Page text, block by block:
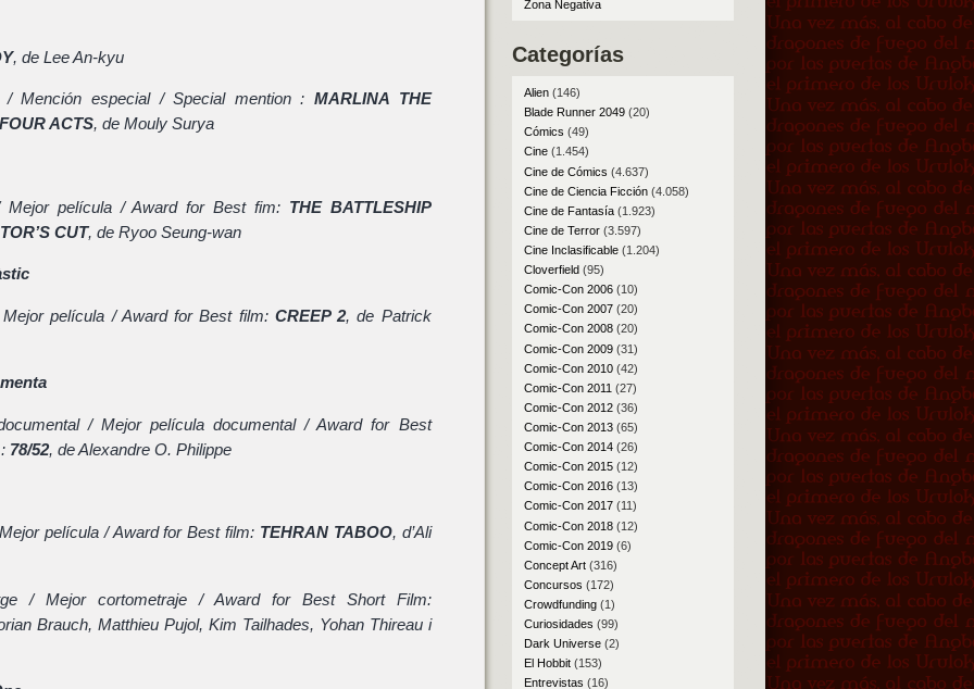
, de Lee An-kyu
/ Mención especial / Special mention : MARLINA THE
ACTS, de Mouly Surya
Mejor película / Award for Best fim: THE BATTLESHIP
CUT, de Ryoo Seung-wan
Mejor película / Award for Best film: CREEP 2, de Patrick
/ Mejor película documental / Award for Best
78/52, de Alexandre O. Philippe
película / Award for Best film: TEHRAN TABOO, d’Ali
/ Mejor cortometraje / Award for Best Short Film:
Brauch, Matthieu Pujol, Kim Tailhades, Yohan Thireau i
Zona Negativa
Categorías
Alien(146)
Blade Runner 2049(20)
Cómics (49)
Cine(1.454)
Cine de Cómics (4.637)
Cine de Ciencia Ficción(4.058)
Cine de Fantasía(1.923)
Cine de Terror(3.597)
Cine Inclasificable(1.204)
Cloverfield(95)
Comic-Con 2006(10)
Comic-Con 2007(20)
Comic-Con 2008(20)
Comic-Con 2009(31)
Comic-Con 2010(42)
Comic-Con 2011 (27)
Comic-Con 2012(36)
Comic-Con 2013(65)
Comic-Con 2014(26)
Comic-Con 2015(12)
Comic-Con 2016(13)
Comic-Con 2017(11)
Comic-Con 2018(12)
Comic-Con 2019(6)
Concept Art(316)
Concursos (172)
Crowdfunding(1)
Curiosidades (99)
Dark Universe(2)
El Hobbit(153)
Entrevistas (16)